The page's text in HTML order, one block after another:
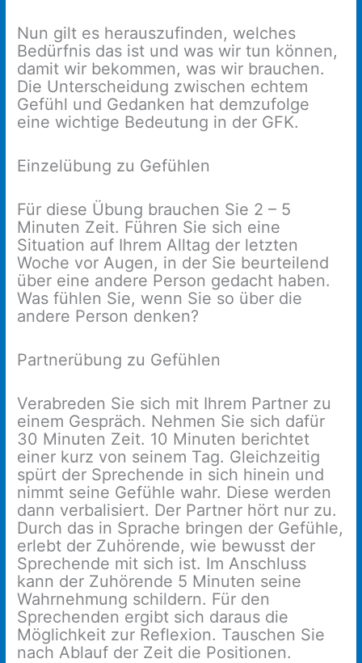
Nun gilt es herauszufinden, welches
Bedürfnis das ist und was wir tun können,
damit wir bekommen, was wir brauchen.
Die Unterscheidung zwischen echtem
Gefühl und Gedanken hat demzufolge
eine wichtige Bedeutung in der GFK.
Einzelübung zu Gefühlen
​Für diese Übung brauchen Sie 2 – 5
Minuten Zeit. Führen Sie sich eine
Situation auf Ihrem Alltag der letzten
Woche vor Augen, in der Sie beurteilend
über eine andere Person gedacht haben.
Was fühlen Sie, wenn Sie so über die
andere Person denken?
Partnerübung zu Gefühlen
Verabreden Sie sich mit Ihrem Partner zu
einem Gespräch. Nehmen Sie sich dafür
30 Minuten Zeit. 10 Minuten berichtet
einer kurz von seinem Tag. Gleichzeitig
spürt der Sprechende in sich hinein und
nimmt seine Gefühle wahr. Diese werden
dann verbalisiert. Der Partner hört nur zu.
Durch das in Sprache bringen der Gefühle,
erlebt der Zuhörende, wie bewusst der
Sprechende mit sich ist. Im Anschluss
kann der Zuhörende 5 Minuten seine
Wahrnehmung schildern. Für den
Sprechenden ergibt sich daraus die
Möglichkeit zur Reflexion. Tauschen Sie
nach Ablauf der Zeit die Positionen.